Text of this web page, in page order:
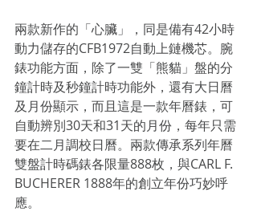
兩款新作的「心臟」，同是備有42小時
動力儲存的CFB1972自動上鏈機芯。腕
錶功能方面，除了一雙「熊貓」盤的分
鐘計時及秒鐘計時功能外，還有大日曆
及月份顯示，而且這是一款年曆錶，可
自動辨別30天和31天的月份，每年只需
要在二月調校日曆。兩款傳承系列年曆
雙盤計時碼錶各限量888枚，與CARL F.
BUCHERER 1888年的創立年份巧妙呼
應。